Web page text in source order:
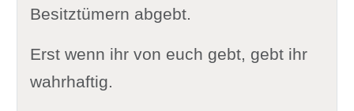
Besitztümern abgebt.
Erst wenn ihr von euch gebt, gebt ihr
wahrhaftig.